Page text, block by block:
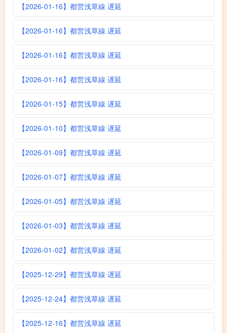
【2026-01-16】都営浅草線 遅延
【2026-01-16】都営浅草線 遅延
【2026-01-16】都営浅草線 遅延
【2026-01-16】都営浅草線 遅延
【2026-01-15】都営浅草線 遅延
【2026-01-10】都営浅草線 遅延
【2026-01-09】都営浅草線 遅延
【2026-01-07】都営浅草線 遅延
【2026-01-05】都営浅草線 遅延
【2026-01-03】都営浅草線 遅延
【2026-01-02】都営浅草線 遅延
【2025-12-29】都営浅草線 遅延
【2025-12-24】都営浅草線 遅延
【2025-12-16】都営浅草線 遅延